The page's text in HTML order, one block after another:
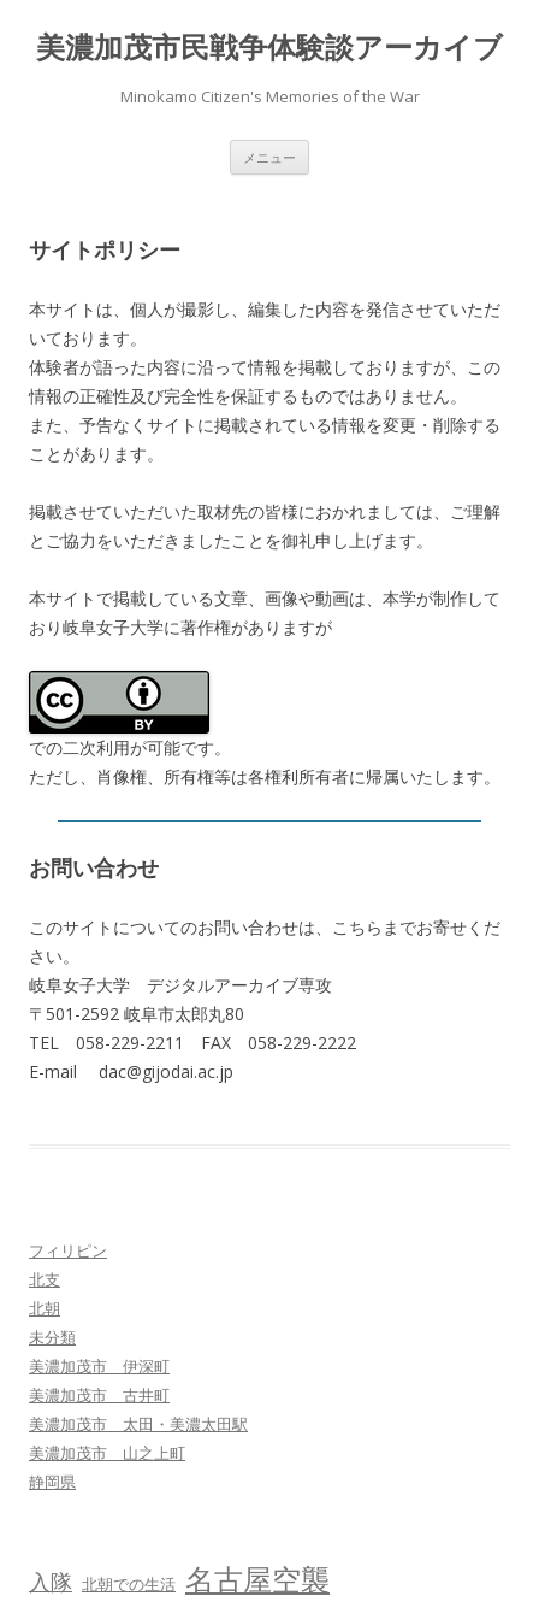
美濃加茂市民戦争体験談アーカイブ
Minokamo Citizen's Memories of the War
メニュー
プ
サイトポリシー
本サイトは、個人が撮影し、編集した内容を発信させていただ
いております。
体験者が語った内容に沿って情報を掲載しておりますが、この
情報の正確性及び完全性を保証するものではありません。
また、予告なくサイトに掲載されている情報を変更・削除する
ことがあります。
掲載させていただいた取材先の皆様におかれましては、ご理解
とご協力をいただきましたことを御礼申し上げます。
本サイトで掲載している文章、画像や動画は、本学が制作して
おり岐阜女子大学に著作権がありますが
での二次利用が可能です。
ただし、肖像権、所有権等は各権利所有者に帰属いたします。
お問い合わせ
このサイトについてのお問い合わせは、こちらまでお寄せくだ
さい。
岐阜女子大学 デジタルアーカイブ専攻
〒501-2592 岐阜市太郎丸80
TEL 058-229-2211 FAX 058-229-2222
E-mail dac@gijodai.ac.jp
フィリピン
北支
北朝
未分類
美濃加茂市 伊深町
美濃加茂市 古井町
美濃加茂市 太田・美濃太田駅
美濃加茂市 山之上町
静岡県
入隊 北朝での生活 名古屋空襲